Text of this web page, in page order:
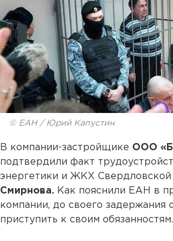
© ЕАН / Юрий Капустин
В компании-застройщике ООО
подтвердили факт
энергетики и ЖКХ Свердловской
Смирнова. Как пояснили ЕАН в
компании, до своего задержания
приступить к своим обязанностям.